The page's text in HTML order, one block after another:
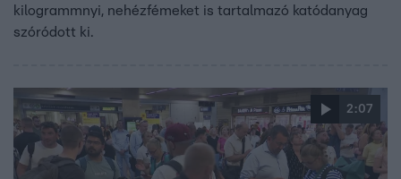
kilogrammnyi, nehézfémeket is tartalmazó katódanyag
szóródott ki.
2:07